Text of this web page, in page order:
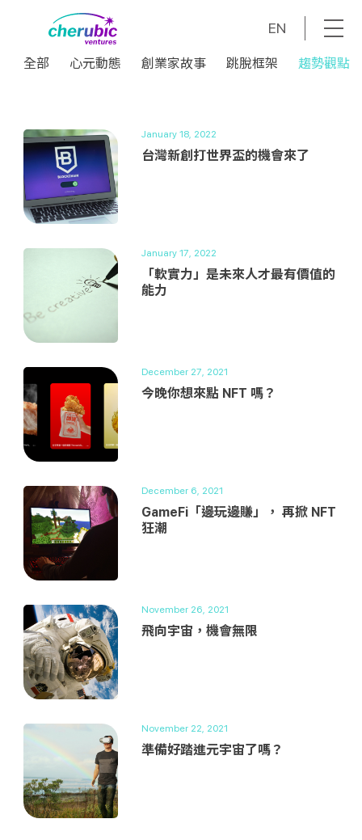
EN
全部 心元動態 創業家故事 跳脫框架
趨勢觀點
January 18, 2022
台灣新創打世界盃的機會來了
January 17, 2022
「軟實力」是未來人才最有價值的
能力
December 27, 2021
今晚你想來點 NFT 嗎？
December 6, 2021
GameFi「邊玩邊賺」， 再掀 NFT
狂潮
November 26, 2021
飛向宇宙，機會無限
November 22, 2021
準備好踏進元宇宙了嗎？